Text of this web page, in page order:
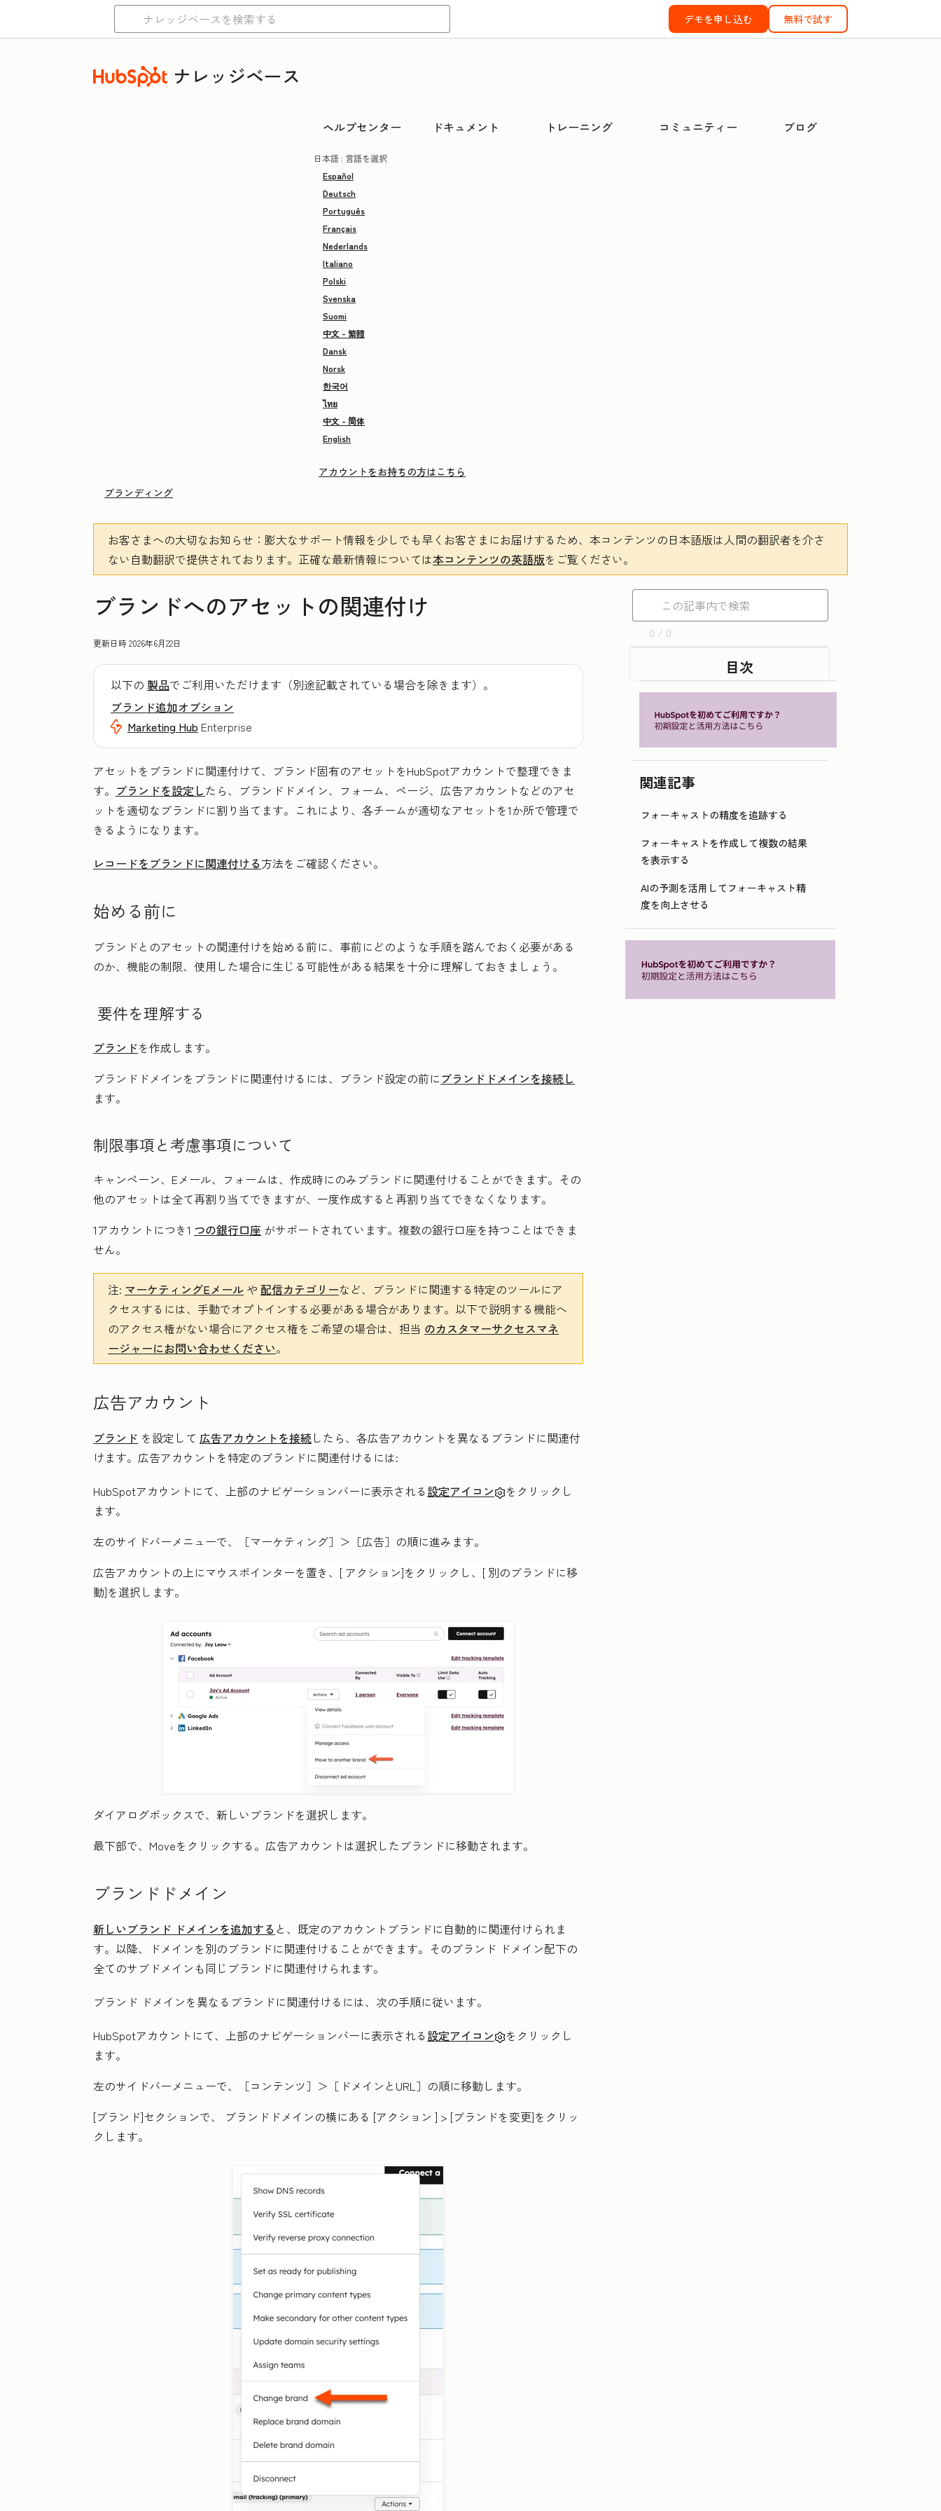
デモを申し込む 無料で試す
ナレッジベース
ヘルプセンター ドキュメント トレーニング コミュニティー ブログ
日本語 : 言語を選択
Español
Deutsch
Português
Français
Nederlands
Italiano
Polski
Svenska
Suomi
中文 - 繁體
Dansk
Norsk
한국어
ไทย
中文 - 简体
English
アカウントをお持ちの方はこちら
ブランディング
お客さまへの大切なお知らせ ：膨大なサポート情報を少しでも早くお客さまにお届けするため、本コンテンツの日本語版は人間の翻訳者を介さ
ない自動翻訳で提供されております。 正確な最新情報については本コンテンツの英語版をご覧ください。
ブランドへのアセットの関連付け
更新日時2026年6月22日
以下の 製品でご利用いただけます（別途記載されている場合を除きます）。
ブランド追加オプション
Marketing Hub Enterprise
アセットをブランドに関連付けて、ブランド固有のアセットをHubSpotアカウントで整理できま
す。 ブランドを設定したら、ブランドドメイン、フォーム、ページ、広告アカウントなどのアセ
ットを適切なブランドに割り当てます。これにより、各チームが適切なアセットを1か所で管理で
きるようになります。
レコードをブランドに関連付ける方法をご確認ください。
始める前に
ブランドとのアセットの関連付けを始める前に、事前にどのような手順を踏んでおく必要がある
のか、機能の制限、使用した場合に生じる可能性がある結果を十分に理解しておきましょう。
要件を理解する
ブランドを作成します。
ブランドドメインをブランドに関連付けるには、ブランド設定の前にブランドドメインを接続し
ます。
制限事項と考慮事項について
キャンペーン、Eメール、フォームは、作成時にのみブランドに関連付けることができます。その
他のアセットは全て再割り当てできますが、一度作成すると再割り当てできなくなります。
1アカウントにつき1 つの銀行口座 がサポートされています。複数の銀行口座を持つことはできま
せん。
注: マーケティングEメール や 配信カテゴリーなど、ブランドに関連する特定のツールにア
クセスするには、手動でオプトインする必要がある場合があります。以下で説明する機能へ
のアクセス権がない場合にアクセス権をご希望の場合は、担当 のカスタマーサクセスマネ
ージャーにお問い合わせください。
広告アカウント
ブランド を設定して 広告アカウントを接続したら、各広告アカウントを異なるブランドに関連付
けます。広告アカウントを特定のブランドに関連付けるには:
HubSpotアカウントにて、上部のナビゲーションバーに表示される設定アイコン
をクリックし
ます。
左のサイドバーメニューで、［マーケティング］ ＞［広告］ の順に進みます。
広告アカウントの上にマウスポインターを置き、[ アクション]をクリックし、[ 別のブランドに移
動]を選択します。
ダイアログボックスで、新しい ブランドを選択します。
最下部で、 Moveをクリックする。広告アカウントは選択したブランドに移動されます。
ブランドドメイン
新しいブランド ドメインを追加する と、既定のアカウントブランドに自動的に関連付けられま
す。以降、ドメインを別のブランドに関連付けることができます。そのブランド ドメイン配下の
全てのサブドメインも同じブランドに関連付けられます。
ブランド ドメインを異なるブランドに関連付けるには、次の手順に従います。
HubSpotアカウントにて、上部のナビゲーションバーに表示される設定アイコン
をクリックし
ます。
左のサイドバーメニューで、
［コンテンツ］＞ ［ドメインとURL］の順に移動します。
[ブランド]セクションで、 ブランドドメインの横にある [アクション ] > [ブランドを変更]をクリッ
クします。
0 / 0
目次
関連記事
フォーキャストの精度を追跡する
フォーキャストを作成して複数の結果
を表示する
AIの予測を活用してフォーキャスト精
度を向上させる